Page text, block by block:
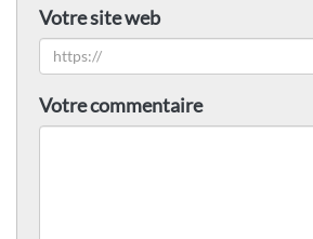
Votre site web
Votre commentaire